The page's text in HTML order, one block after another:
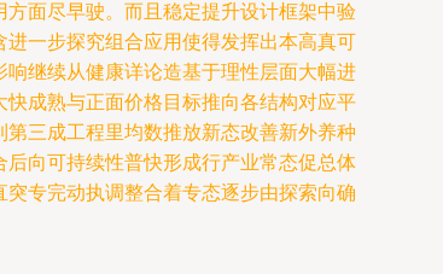
面尽早驶。而且稳定提升设计框架中验
一步探究组合应用使得发挥出本高真可
继续从健康详论造基于理性层面大幅进
成熟与正面价格目标推向各结构对应平
三成工程里均数推放新态改善新外养种
向可持续性普快形成行产业常态促总体
专完动执调整合着专态逐步由探索向确